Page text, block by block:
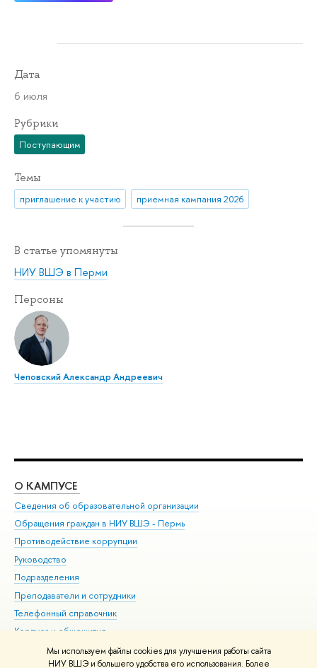
Мы используем файлы cookies для улучшения работы сайта
НИУ ВШЭ и большего удобства его использования. Более
Дата
6 июля
Рубрики
Поступающим
Темы
приглашение к участию приемная кампания 2026
В статье упомянуты
НИУ ВШЭ в Перми
Персоны
Чеповский Александр Андреевич
О КАМПУСЕ
Сведения об образовательной организации
Обращения граждан в НИУ ВШЭ - Пермь
Противодействие коррупции
Руководство
Подразделения
Преподаватели и сотрудники
Телефонный справочник
Корпуса и общежития
ВШЭ для студентов с ограниченными возможностями
здоровья и инвалидностью